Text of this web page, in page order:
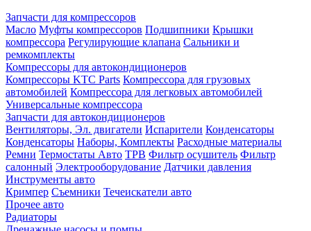
Запчасти для компрессоров
Масло Муфты компрессоров Подшипники Крышки
компрессора Регулирующие клапана Сальники и
ремкомплекты
Компрессоры для автокондиционеров
Компрессоры KTC Parts Компрессора для грузовых
автомобилей Компрессора для легковых автомобилей
Универсальные компрессора
Запчасти для автокондиционеров
Вентиляторы, Эл. двигатели Испарители Конденсаторы
Конденсаторы Наборы, Комплекты Расходные материалы
Ремни Термостаты Авто ТРВ Фильтр осушитель Фильтр
салонный Электрооборудование Датчики давления
Инструменты авто
Кримпер Съемники Течеискатели авто
Прочее авто
Радиаторы